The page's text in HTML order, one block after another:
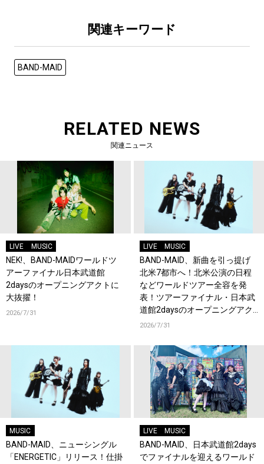
関連キーワード
BAND-MAID
RELATED NEWS
関連ニュース
LIVE MUSIC
NEK!、BAND-MAIDワールドツ
アーファイナル日本武道館
2daysのオープニングアクトに
大抜擢！
2026/7/31
LIVE MUSIC
BAND-MAID、新曲を引っ提げ
北米7都市へ！北米公演の日程
などワールドツアー全容を発
表！ツアーファイナル・日本武
道館2daysのオープニングアク
トにNEK!が決定！
2026/7/31
MUSIC
BAND-MAID、ニューシングル
「ENERGETIC」リリース！仕掛
LIVE MUSIC
BAND-MAID、日本武道館2days
でファイナルを迎えるワールド